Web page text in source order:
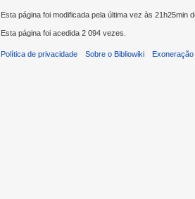
Esta página foi modificada pela última vez às 21h25min
Esta página foi acedida 2 094 vezes.
Política de privacidade Sobre o Bibliowiki